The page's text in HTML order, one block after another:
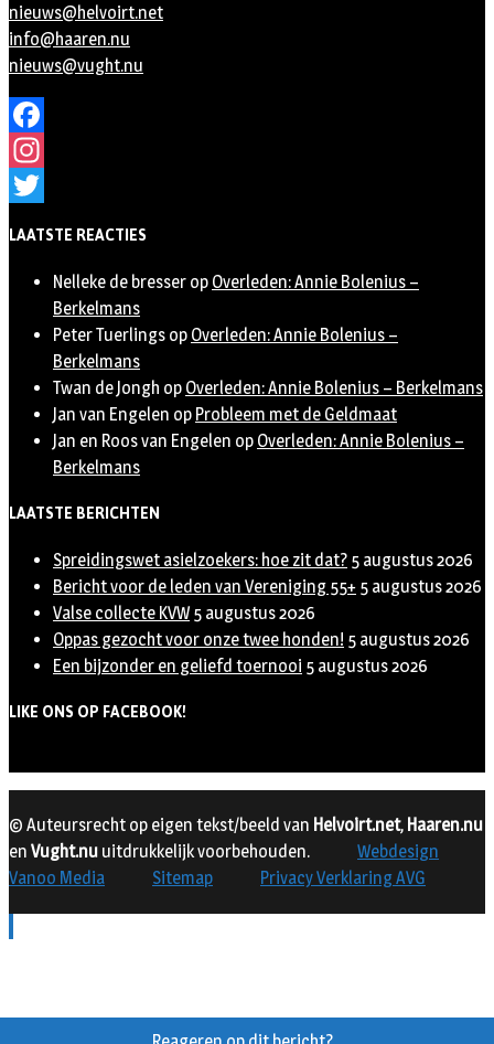
nieuws@helvoirt.net
info@haaren.nu
nieuws@vught.nu
Facebook
Instagram
LAATSTE REACTIES
Nelleke de bresser op Overleden: Annie Bolenius –
Berkelmans
Peter Tuerlings op Overleden: Annie Bolenius –
Berkelmans
Twan de Jongh op Overleden: Annie Bolenius – Berkelmans
Jan van Engelen op Probleem met de Geldmaat
Jan en Roos van Engelen op Overleden: Annie Bolenius –
Berkelmans
LAATSTE BERICHTEN
Spreidingswet asielzoekers: hoe zit dat? 5 augustus 2026
Bericht voor de leden van Vereniging 55+ 5 augustus 2026
Valse collecte KVW 5 augustus 2026
Oppas gezocht voor onze twee honden! 5 augustus 2026
Een bijzonder en geliefd toernooi 5 augustus 2026
LIKE ONS OP FACEBOOK!
© Auteursrecht op eigen tekst/beeld van Helvoirt.net, Haaren.nu
en Vught.nu uitdrukkelijk voorbehouden.
Webdesign
Vanoo Media
Sitemap Privacy Verklaring AVG